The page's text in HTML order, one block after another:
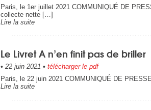
Paris, le 1er juillet 2021 COMMUNIQUÉ DE
collecte nette […]
Lire la suite
Le Livret A n’en finit pas de briller
• 22 juin 2021 • télécharger le pdf
Paris, le 22 juin 2021 COMMUNIQUÉ DE
Lire la suite